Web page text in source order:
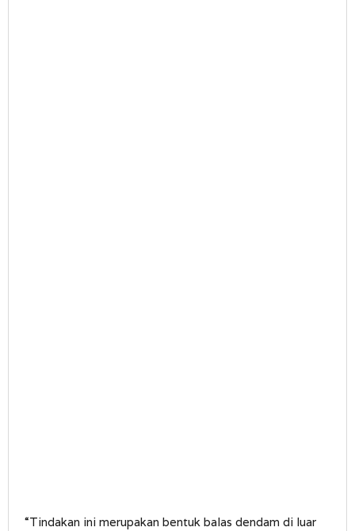
“Tindakan ini merupakan bentuk balas dendam di luar